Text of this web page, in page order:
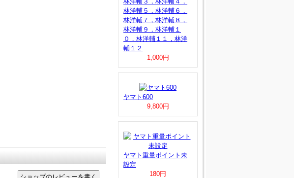
林洋輔５，林洋輔６，
林洋輔７，林洋輔８，
林洋輔９，林洋輔１
０，林洋輔１１，林洋
輔１２
1,000円
ヤマト600
9,800円
ヤマト重量ポイント未
設定
180円